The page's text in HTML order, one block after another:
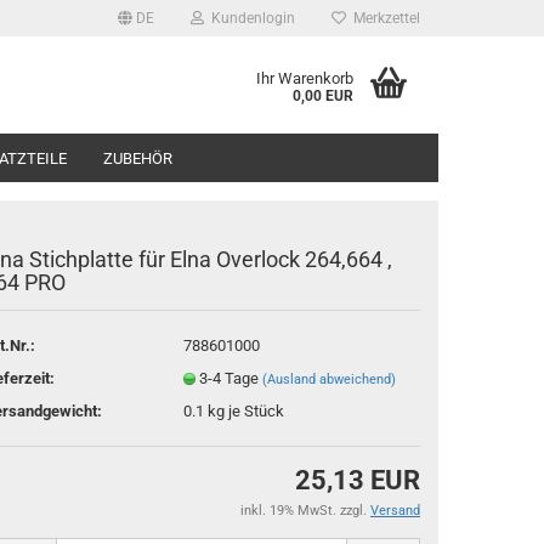
DE Kundenlogin
vergessen?
Merkzettel
Ihr Warenkorb
0,00 EUR
ZUBEHÖR
Stichplatte für Elna Overlock 264,664 ,
PRO
788601000
3-4 Tage (Ausland abweichend)
0.1 kg je Stück
25,13 EUR
inkl. 19% MwSt. zzgl. Versand